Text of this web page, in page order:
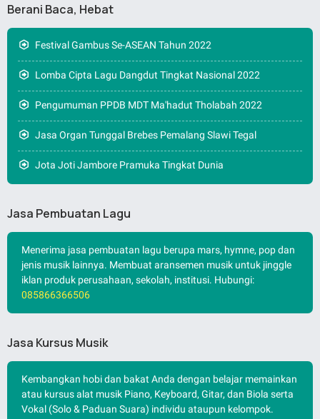
Berani Baca, Hebat
Festival Gambus Se-ASEAN Tahun 2022
Lomba Cipta Lagu Dangdut Tingkat Nasional 2022
Pengumuman PPDB MDT Ma'hadut Tholabah 2022
Jasa Organ Tunggal Brebes Pemalang Slawi Tegal
Jota Joti Jambore Pramuka Tingkat Dunia
Jasa Pembuatan Lagu
Menerima jasa pembuatan lagu berupa mars, hymne, pop dan
jenis musik lainnya. Membuat aransemen musik untuk jinggle
iklan produk perusahaan, sekolah, institusi. Hubungi:
085866366506
Jasa Kursus Musik
Kembangkan hobi dan bakat Anda dengan belajar memainkan
atau kursus alat musik Piano, Keyboard, Gitar, dan Biola serta
Vokal (Solo & Paduan Suara) individu ataupun kelompok.